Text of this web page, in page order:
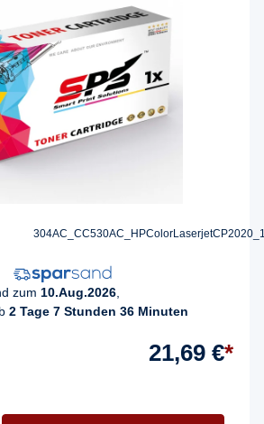
zum 10.Aug.2026
2 Tage 7 Stunden 36 Minuten
21,69 €*